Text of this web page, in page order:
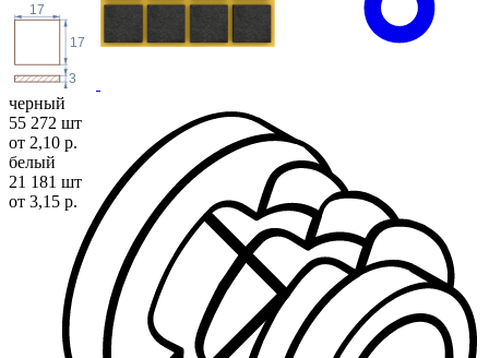
3
17
17
черный
55 272 шт
от 2,10 р.
белый
21 181 шт
от 3,15 р.